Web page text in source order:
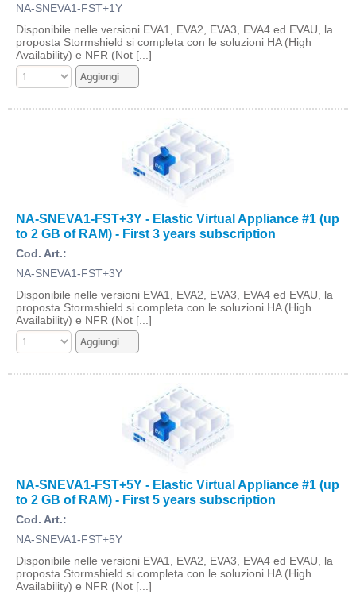
NA-SNEVA1-FST+1Y
Disponibile nelle versioni EVA1, EVA2, EVA3, EVA4 ed EVAU, la
proposta Stormshield si completa con le soluzioni HA (High
Availability) e NFR (Not [...]
NA-SNEVA1-FST+3Y - Elastic Virtual Appliance #1 (up
to 2 GB of RAM) - First 3 years subscription
Cod. Art.:
NA-SNEVA1-FST+3Y
Disponibile nelle versioni EVA1, EVA2, EVA3, EVA4 ed EVAU, la
proposta Stormshield si completa con le soluzioni HA (High
Availability) e NFR (Not [...]
NA-SNEVA1-FST+5Y - Elastic Virtual Appliance #1 (up
to 2 GB of RAM) - First 5 years subscription
Cod. Art.:
NA-SNEVA1-FST+5Y
Disponibile nelle versioni EVA1, EVA2, EVA3, EVA4 ed EVAU, la
proposta Stormshield si completa con le soluzioni HA (High
Availability) e NFR (Not [...]